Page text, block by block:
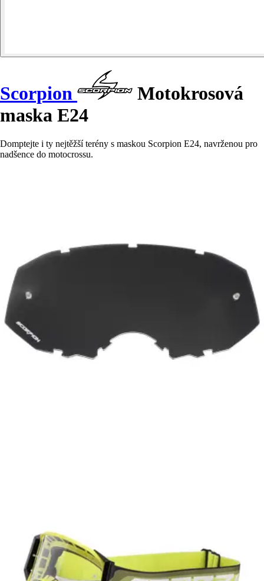
Scorpion
Motokrosová
maska E24
Domptejte i ty nejtěžší terény s maskou Scorpion E24, navrženou pro
nadšence do motocrossu.